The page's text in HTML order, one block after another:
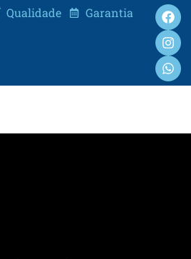
Qualidade Garantia